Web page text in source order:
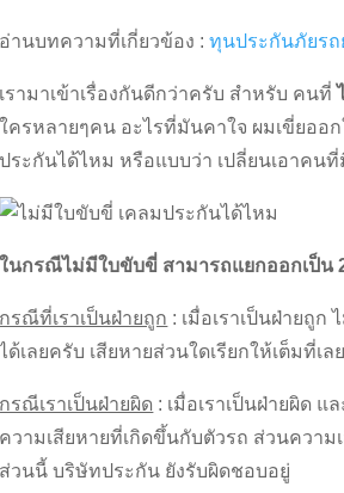
อ่านบทความที่เกี่ยวข้อง :ทุนประกันภัยรถ
เรามาเข้าเรื่องกันดีกว่าครับ สำหรับ คนที่
ใครหลายๆคน อะไรที่มันคาใจ ผมเขี่ยอ
ประกันได้ไหม หรือแบบว่า เปลี่ยนเอาคน
ในกรณีไม่มีใบขับขี่ สามารถแยกออกเป็น
กรณีที่เราเป็นฝ่ายถูก : เมื่อเราเป็นฝ่ายถู
ได้เลยครับ เสียหายส่วนใดเรียกให้เต็มที่เล
กรณีเราเป็นฝ่ายผิด : เมื่อเราเป็นฝ่ายผิด
ความเสียหายที่เกิดขึ้นกับตัวรถ ส่วนควา
ส่วนนี้ บริษัทประกัน ยังรับผิดชอบอยู่